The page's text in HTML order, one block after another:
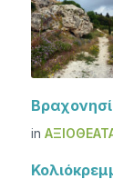
in